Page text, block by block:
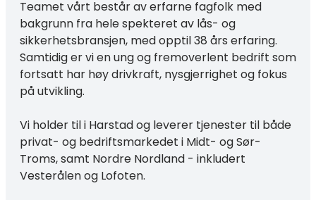
Teamet vårt består av erfarne fagfolk med
bakgrunn fra hele spekteret av lås- og
sikkerhetsbransjen, med opptil 38 års erfaring.
Samtidig er vi en ung og fremoverlent bedrift som
fortsatt har høy drivkraft, nysgjerrighet og fokus
på utvikling.
Vi holder til i Harstad og leverer tjenester til både
privat- og bedriftsmarkedet i Midt- og Sør-
Troms, samt Nordre Nordland - inkludert
Vesterålen og Lofoten.